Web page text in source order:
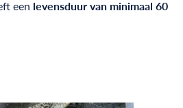
een levensduur van minimaal 60